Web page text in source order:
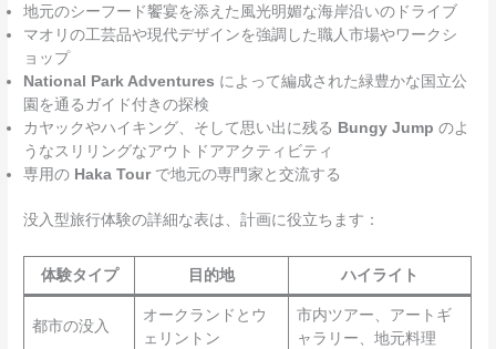
地元のシーフード饗宴を添えた風光明媚な海岸沿いのドライブ
マオリの工芸品や現代デザインを強調した職人市場やワークシ
ョップ
National Park Adventures によって編成された緑豊かな国立公
園を通るガイド付きの探検
カヤックやハイキング、そして思い出に残る Bungy Jump のよ
うなスリリングなアウトドアアクティビティ
専用の Haka Tourで地元の専門家と交流する
没入型旅行体験の詳細な表は、計画に役立ちます：
体験タイプ 目的地 ハイライト
都市の没入
オークランドとウ
ェリントン
市内ツアー、アートギ
ャラリー、地元料理